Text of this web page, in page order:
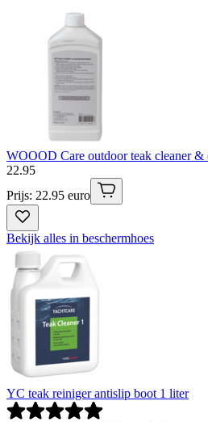
WOOOD Care outdoor teak cleaner &
22.95
Prijs: 22.95 euro
Bekijk alles in beschermhoes
YC teak reiniger antislip boot 1 liter